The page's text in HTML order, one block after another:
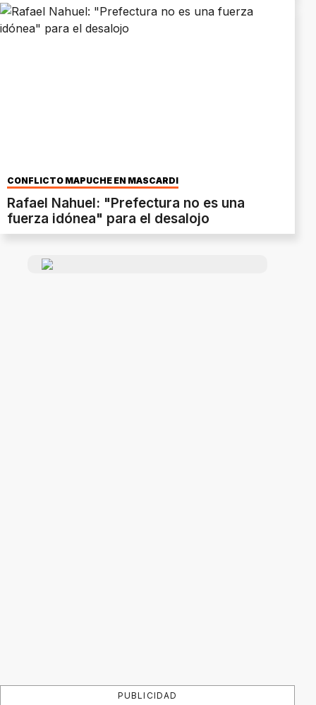
CONFLICTO MAPUCHE EN MASCARDI
Rafael Nahuel: "Prefectura no es una
fuerza idónea" para el desalojo
PUBLICIDAD